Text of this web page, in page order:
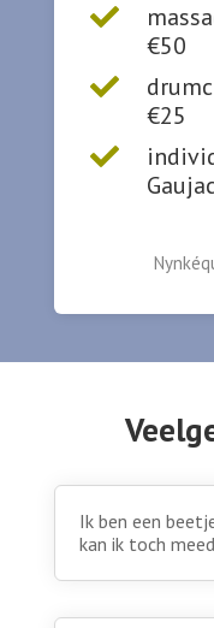

€50

€25

Ik ben een
kan ik toch